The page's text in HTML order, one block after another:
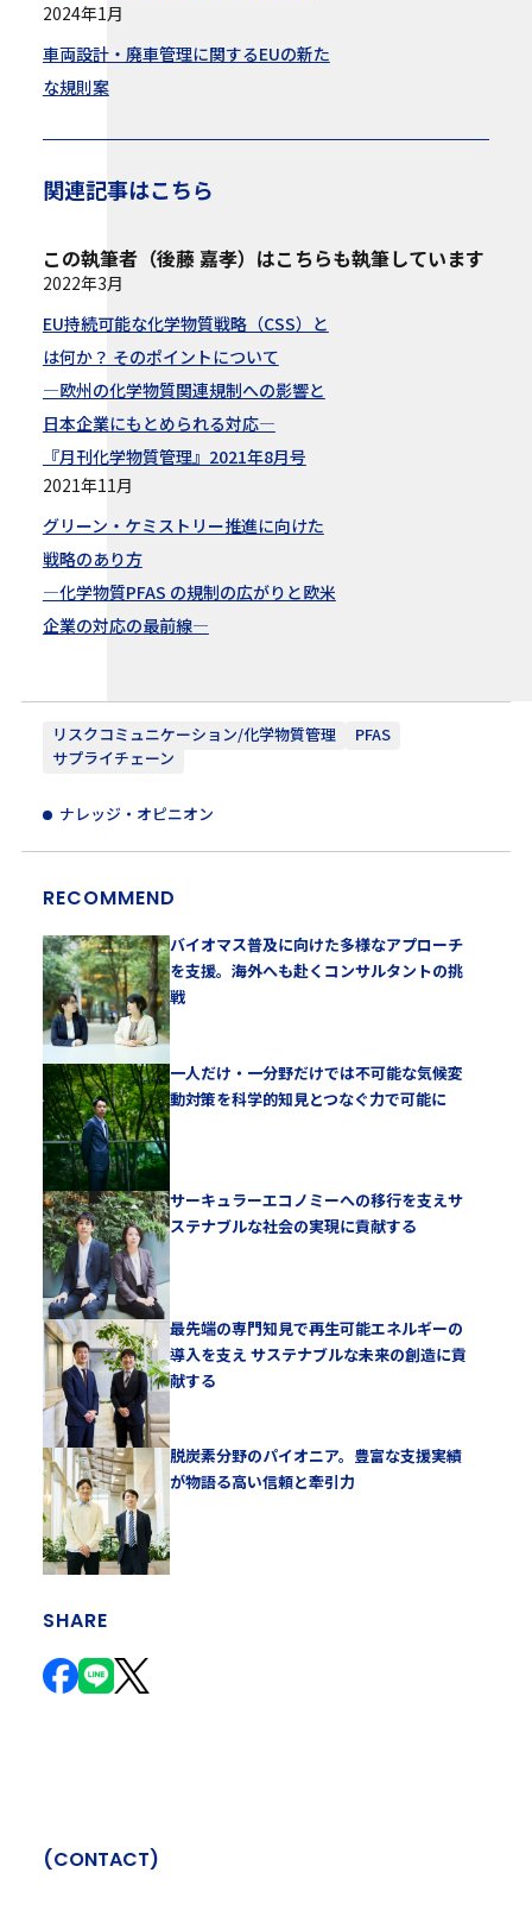
リスクコミュニケーション/化学物質管理
PFAS
サプライチェーン
ナレッジ・オピニオン
RECOMMEND
バイオマス普及に向けた多様なアプローチ
を支援。海外へも赴くコンサルタントの挑
戦
一人だけ・一分野だけでは不可能な気候変
動対策を科学的知見とつなぐ力で可能に
サーキュラーエコノミーへの移行を支えサ
ステナブルな社会の実現に貢献する
最先端の専門知見で再生可能エネルギーの
導入を支え サステナブルな未来の創造に貢
献する
脱炭素分野のパイオニア。豊富な支援実績
が物語る高い信頼と牽引力
SHARE
2024年1月
車両設計・廃車管理に関するEUの新た
な規則案
関連記事はこちら
この執筆者（後藤 嘉孝）はこちらも執筆しています
2022年3月
EU持続可能な化学物質戦略（CSS）と
は何か？ そのポイントについて
―欧州の化学物質関連規制への影響と
日本企業にもとめられる対応―
『月刊化学物質管理』2021年8月号
2021年11月
グリーン・ケミストリー推進に向けた
戦略のあり方
―化学物質PFAS の規制の広がりと欧米
企業の対応の最前線―
(CONTACT)